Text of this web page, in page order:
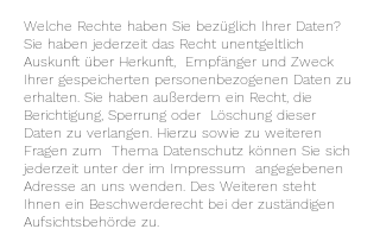
Welche Rechte haben Sie bezüglich Ihrer Daten?
Sie haben jederzeit das Recht unentgeltlich
Auskunft über Herkunft, Empfänger und Zweck
Ihrer gespeicherten personenbezogenen Daten zu
erhalten. Sie haben außerdem ein Recht, die
Berichtigung, Sperrung oder Löschung dieser
Daten zu verlangen. Hierzu sowie zu weiteren
Fragen zum Thema Datenschutz können Sie sich
jederzeit unter der im Impressum angegebenen
Adresse an uns wenden. Des Weiteren steht
Ihnen ein Beschwerderecht bei der zuständigen
Aufsichtsbehörde zu.